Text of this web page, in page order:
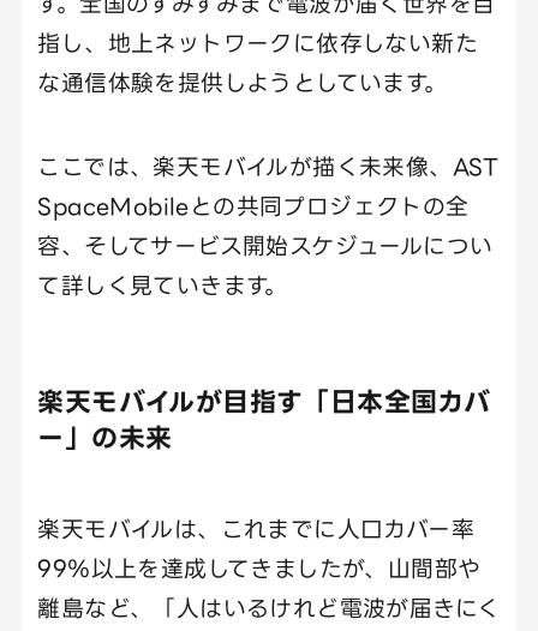
指し、地上ネットワークに依存しない新た
な通信体験を提供しようとしています。
ここでは、楽天モバイルが描く未来像、AST
SpaceMobileとの共同プロジェクトの全
容、そしてサービス開始スケジュールについ
て詳しく見ていきます。
楽天モバイルが目指す「日本全国カバ
ー」の未来
楽天モバイルは、これまでに人口カバー率
99％以上を達成してきましたが、山間部や
離島など、「人はいるけれど電波が届きにく